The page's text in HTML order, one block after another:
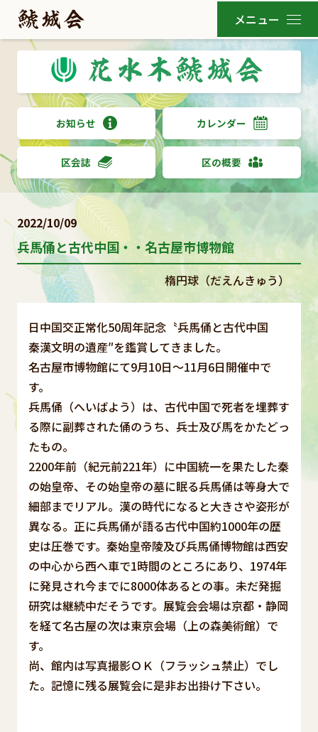
お知らせ カレンダー
区会誌 区の概要
2022/10/09
兵馬俑と古代中国・・名古屋市博物館
楕円球（だえんきゅう）
日中国交正常化50周年記念〝兵馬俑と古代中国
秦漢文明の遺産″を鑑賞してきました。
名古屋市博物館にて9月10日～11月6日開催中で
す。
兵馬俑（へいばよう）は、古代中国で死者を埋葬す
る際に副葬された俑のうち、兵士及び馬をかたどっ
たもの。
2200年前（紀元前221年）に中国統一を果たした秦
の始皇帝、その始皇帝の墓に眠る兵馬俑は等身大で
細部までリアル。漢の時代になると大きさや姿形が
異なる。正に兵馬俑が語る古代中国約1000年の歴
史は圧巻です。秦始皇帝陵及び兵馬俑博物館は西安
の中心から西へ車で1時間のところにあり、1974年
に発見され今までに8000体あるとの事。未だ発掘
研究は継続中だそうです。展覧会会場は京都・静岡
を経て名古屋の次は東京会場（上の森美術館）で
す。
尚、館内は写真撮影ＯＫ（フラッシュ禁止）でし
た。記憶に残る展覧会に是非お出掛け下さい。